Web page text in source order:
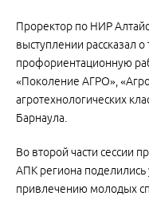
Проректор по НИР
выступлении рассказал о
профориентационную
«Поколение АГРО»,
агротехнологических
Барнаула.
Во второй части сессии
АПК региона
привлечению молодых